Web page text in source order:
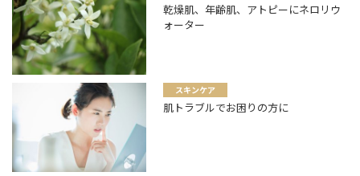
乾燥肌、年齢肌、アトピーにネロリウ
ォーター
スキンケア
肌トラブルでお困りの方に